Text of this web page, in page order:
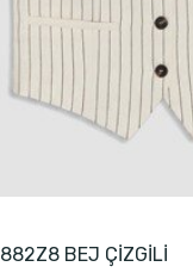
BEJ ÇİZGİLİ